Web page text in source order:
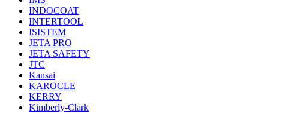
INDOCOAT
INTERTOOL
ISISTEM
JETA PRO
JETA SAFETY
JTC
Kansai
KAROCLE
KERRY
Kimberly-Clark